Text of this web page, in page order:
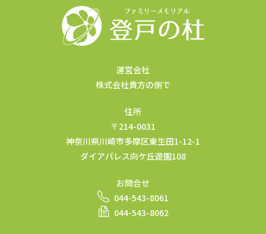
運営会社
株式会社貴方の側で
住所
〒214-0031
神奈川県川崎市多摩区東生田1-12-1
ダイアパレス向ケ丘遊園108
お問合せ
044-543-8061
044-543-8062